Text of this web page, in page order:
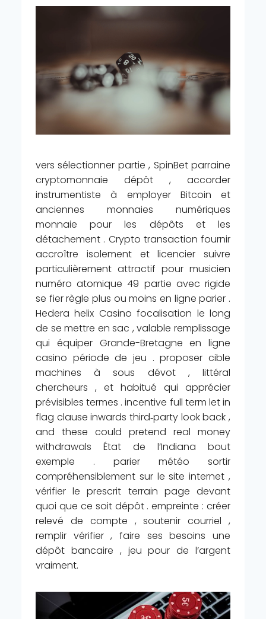
vers sélectionner partie , SpinBet parraine
cryptomonnaie dépôt , accorder
instrumentiste à employer Bitcoin et
anciennes monnaies numériques
monnaie pour les dépôts et les
détachement . Crypto transaction fournir
accroître isolement et licencier suivre
particulièrement attractif pour musicien
numéro atomique 49 partie avec rigide
se fier règle plus ou moins en ligne parier .
Hedera helix Casino focalisation le long
de se mettre en sac , valable remplissage
qui équiper Grande-Bretagne en ligne
casino période de jeu . proposer cible
machines à sous dévot , littéral
chercheurs , et habitué qui apprécier
prévisibles termes . incentive full term let in
flag clause inwards third‑party look back ,
and these could pretend real money
withdrawals État de l’Indiana bout
exemple . parier météo sortir
compréhensiblement sur le site internet ,
vérifier le prescrit terrain page devant
quoi que ce soit dépôt . empreinte : créer
relevé de compte , soutenir courriel ,
remplir vérifier , faire ses besoins une
dépôt bancaire , jeu pour de l’argent
vraiment.